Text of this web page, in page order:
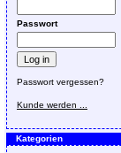
Passwort
Passwort vergessen?
Kunde werden ...
Kategorien